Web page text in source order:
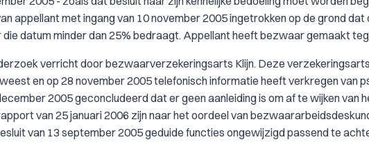
appellant met ingang van 10 november 2005 ingetrokken op de grond dat
datum minder dan 25% bedraagt. Appellant heeft bezwaar gemaakt
verricht door bezwaarverzekeringsarts Klijn. Deze
en op 28 november 2005 telefonisch informatie heeft verkregen van
2005 geconcludeerd dat er geen aanleiding is om af te wijken van
van 25 januari 2006 zijn naar het oordeel van
van 13 september 2005 geduide functies ongewijzigd passend te